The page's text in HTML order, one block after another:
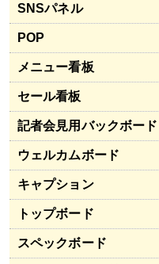
SNSパネル
POP
メニュー看板
セール看板
記者会見用バックボード
ウェルカムボード
キャプション
トップボード
スペックボード